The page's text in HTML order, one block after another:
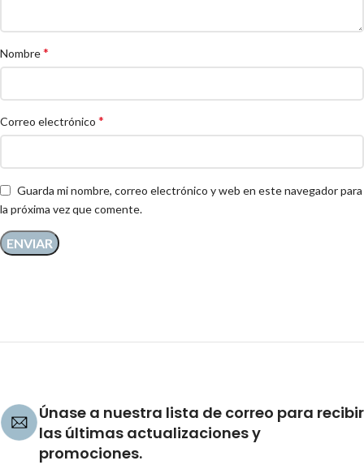
Nombre*
Correo electrónico *
Guarda mi nombre, correo electrónico y web en este navegador para
la próxima vez que comente.
Únase a nuestra lista de correo para recibir
las últimas actualizaciones y
promociones.